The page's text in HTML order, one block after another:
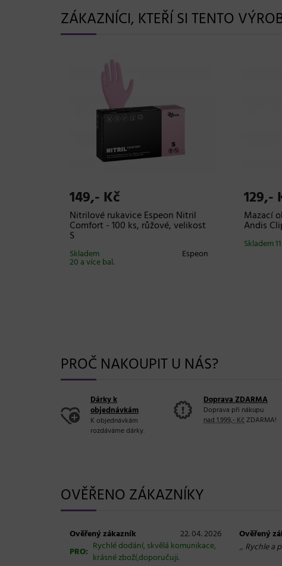
ZÁKAZNÍCI, KTEŘÍ SI TENTO
149,- Kč
Nitrilové rukavice Espeon Nitril
Comfort - 100 ks, růžové, velikost
S
Espeon
Skladem
20 a více bal.
129,-
Mazací
Andis
Skladem
PROČ NAKOUPIT U NÁS?
Dárky k
objednávkám
K objednávkám
rozdáváme dárky.
Doprava ZDARMA
Doprava při nákupu
nad 1.999,- KčZDARMA!
OVĚŘENO ZÁKAZNÍKY
Ověřený zákazník
22. 04. 2026
PRO: Rychlé dodání, skvělá komunikace,
krásné zboží,doporučuji.
Ověřený
„ Rychle a